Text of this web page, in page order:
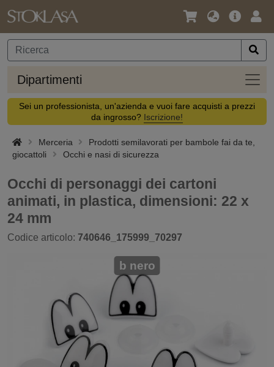
Lingua
Valuta
Offerta
Dipartimenti
Sei un professionista, un'azienda e vuoi fare acquisti a prezzi
da ingrosso? Iscrizione!
Merceria
Prodotti semilavorati per bambole fai da te,
giocattoli
Occhi e nasi di sicurezza
Occhi di personaggi dei cartoni
animati, in plastica, dimensioni: 22 x
24 mm
Codice articolo: 740646_175999_70297
b nero